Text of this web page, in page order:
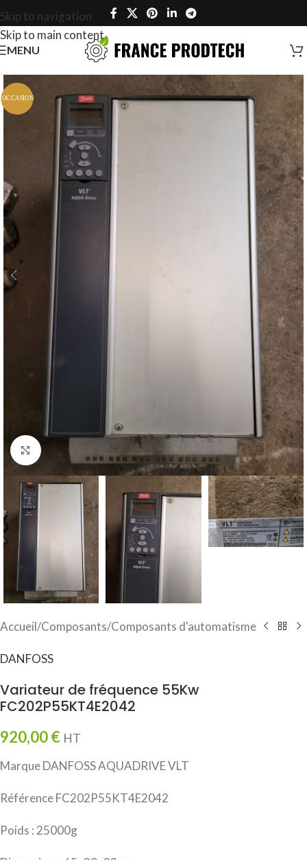
Skip to navigation
Skip to main content
MENU
Click to enlarge
Accueil/Composants/Composants d'automatisme
DANFOSS
Variateur de fréquence 55Kw
FC202P55KT4E2042
920,00€ HT
Marque DANFOSS AQUADRIVE VLT
Référence FC202P55KT4E2042
Poids : 25000g